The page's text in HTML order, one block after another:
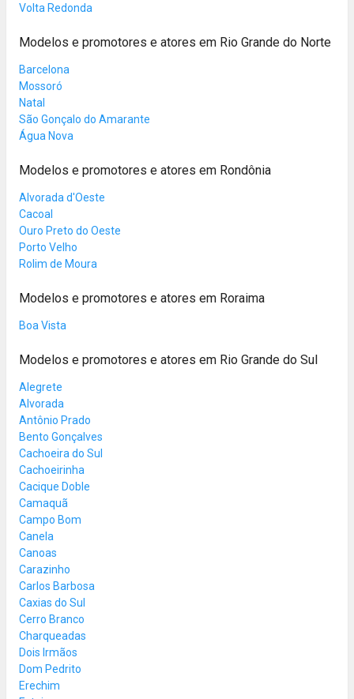
Volta Redonda
Modelos e promotores e atores em Rio Grande do Norte
Barcelona
Mossoró
Natal
São Gonçalo do Amarante
Água Nova
Modelos e promotores e atores em Rondônia
Alvorada d'Oeste
Cacoal
Ouro Preto do Oeste
Porto Velho
Rolim de Moura
Modelos e promotores e atores em Roraima
Boa Vista
Modelos e promotores e atores em Rio Grande do Sul
Alegrete
Alvorada
Antônio Prado
Bento Gonçalves
Cachoeira do Sul
Cachoeirinha
Cacique Doble
Camaquã
Campo Bom
Canela
Canoas
Carazinho
Carlos Barbosa
Caxias do Sul
Cerro Branco
Charqueadas
Dois Irmãos
Dom Pedrito
Erechim